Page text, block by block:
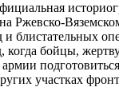
Ржевско-
и блистательных
когда бойцы,
участках